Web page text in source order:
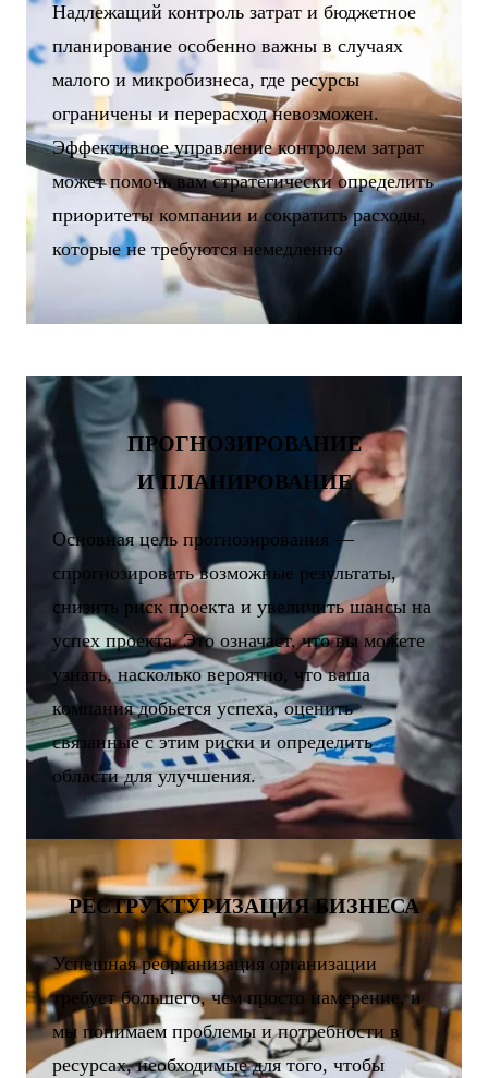
Надлежащий контроль затрат и бюджетное
планирование особенно важны в случаях
малого и микробизнеса, где ресурсы
ограничены и перерасход невозможен.
Эффективное управление контролем затрат
может помочь вам стратегически определить
приоритеты компании и сократить расходы,
которые не требуются немедленно
ПРОГНОЗИРОВАНИЕ
И ПЛАНИРОВАНИЕ
Основная цель прогнозирования —
спрогнозировать возможные результаты,
снизить риск проекта и увеличить шансы на
успех проекта. Это означает, что вы можете
узнать, насколько вероятно, что ваша
компания добьется успеха, оценить
связанные с этим риски и определить
области для улучшения.
РЕСТРУКТУРИЗАЦИЯ БИЗНЕСА
Успешная реорганизация организации
требует большего, чем просто намерение, и
мы понимаем проблемы и потребности в
ресурсах, необходимые для того, чтобы